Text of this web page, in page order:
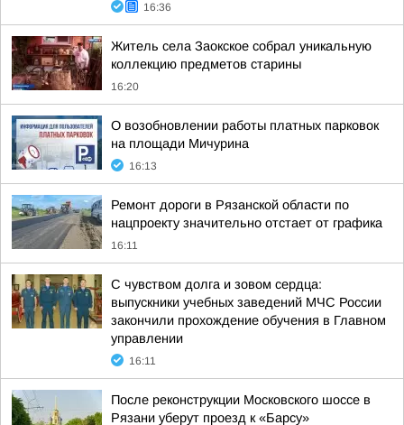
16:36
Житель села Заокское собрал уникальную
коллекцию предметов старины
16:20
О возобновлении работы платных парковок
на площади Мичурина
16:13
Ремонт дороги в Рязанской области по
нацпроекту значительно отстает от графика
16:11
С чувством долга и зовом сердца:
выпускники учебных заведений МЧС России
закончили прохождение обучения в Главном
управлении
16:11
После реконструкции Московского шоссе в
Рязани уберут проезд к «Барсу»